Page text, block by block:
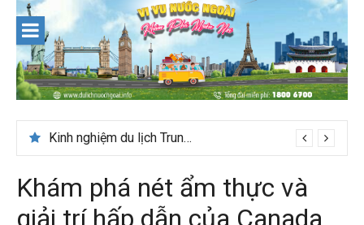
content
Kinh nghiệm du lịch Trung Á lần đầu cho khách Việt
Khám phá nét ẩm thực và
giải trí hấp dẫn của Canada